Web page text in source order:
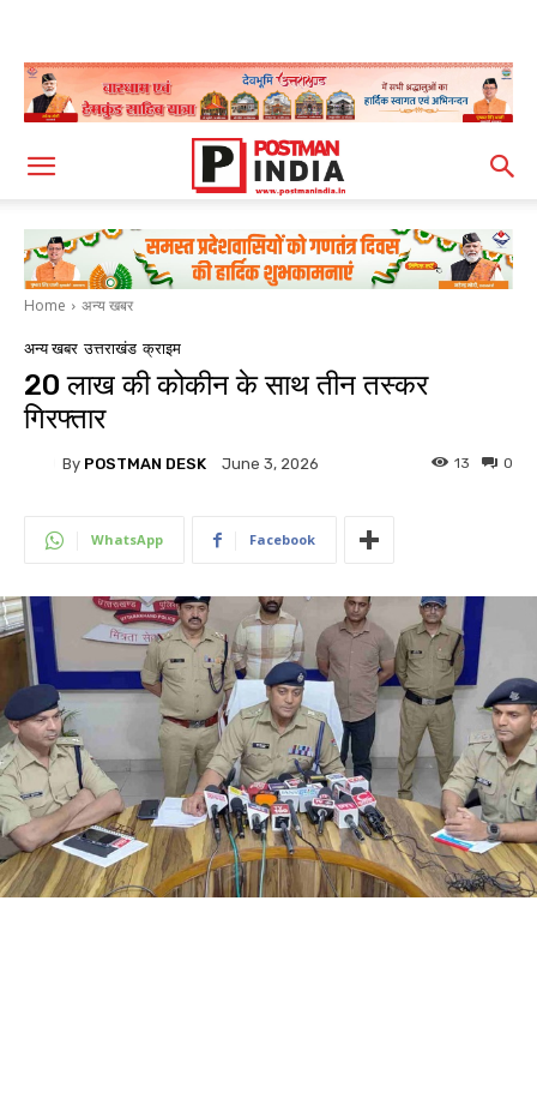
Home अन्य खबर
अन्य खबर उत्तराखंड क्राइम
20 लाख की कोकीन के साथ तीन तस्कर
गिरफ्तार
By POSTMAN DESK June 3, 2026 0
13
WhatsApp Facebook